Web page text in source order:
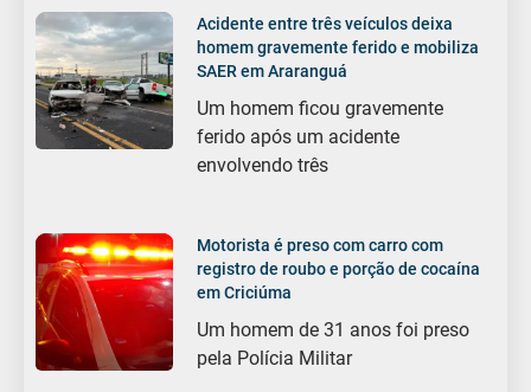
Acidente entre três veículos deixa
homem gravemente ferido e mobiliza
SAER em Araranguá
Um homem ficou gravemente
ferido após um acidente
envolvendo três
Motorista é preso com carro com
registro de roubo e porção de cocaína
em Criciúma
Um homem de 31 anos foi preso
pela Polícia Militar